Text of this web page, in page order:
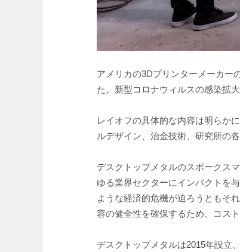
アメリカの3Dプリンターメーカー
た。新型コロナウィルスの感染拡
レイオフの具体的な内容は明らか
ルデザイン、治金技術、研究所の
デスクトップメタルのスポークス
ゆる業界セクターにインパクトを
ような経済的危機が迫ろうともそ
容の健全性を確保するため、コス
デスクトップメタルは2015年設立